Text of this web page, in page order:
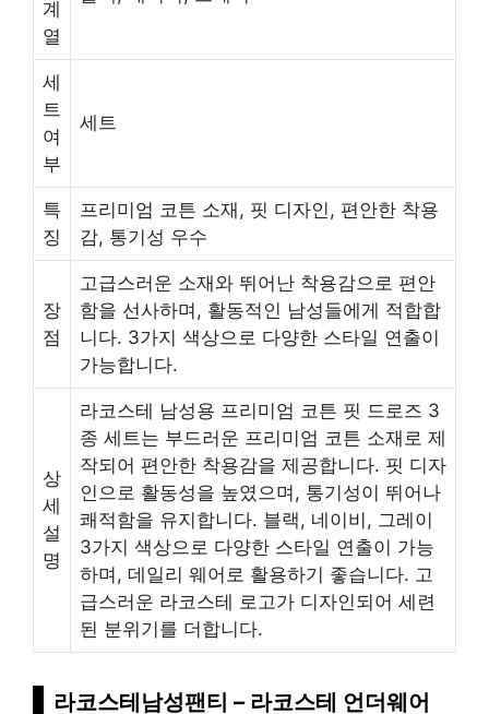
계
열
세
트
여
부
세트
특
징
프리미엄 코튼 소재, 핏 디자인, 편안한 착용
감, 통기성 우수
장
점
고급스러운 소재와 뛰어난 착용감으로 편안
함을 선사하며, 활동적인 남성들에게 적합합
니다. 3가지 색상으로 다양한 스타일 연출이
가능합니다.
상
세
설
명
라코스테 남성용 프리미엄 코튼 핏 드로즈 3
종 세트는 부드러운 프리미엄 코튼 소재로 제
작되어 편안한 착용감을 제공합니다. 핏 디자
인으로 활동성을 높였으며, 통기성이 뛰어나
쾌적함을 유지합니다. 블랙, 네이비, 그레이
3가지 색상으로 다양한 스타일 연출이 가능
하며, 데일리 웨어로 활용하기 좋습니다. 고
급스러운 라코스테 로고가 디자인되어 세련
된 분위기를 더합니다.
라코스테남성팬티 – 라코스테 언더웨어